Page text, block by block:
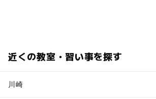
近くの教室・習い事を探す
川崎